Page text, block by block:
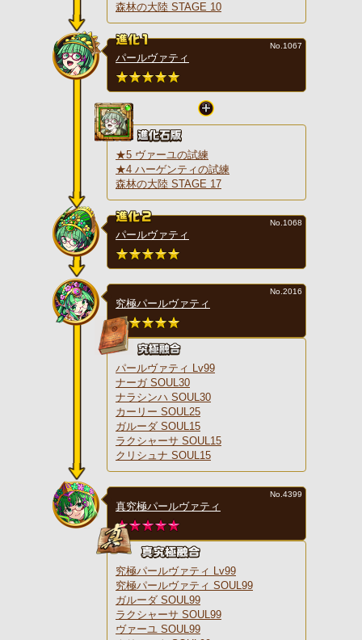
森林の大陸 STAGE 10
パールヴァティ
No.1067
★5 ヴァーユの試練
★4 ハーゲンティの試練
森林の大陸 STAGE 17
パールヴァティ
No.1068
究極パールヴァティ
No.2016
パールヴァティ Lv99
ナーガ SOUL30
ナラシンハ SOUL30
カーリー SOUL25
ガルーダ SOUL15
ラクシャーサ SOUL15
クリシュナ SOUL15
真究極パールヴァティ
No.4399
究極パールヴァティ Lv99
究極パールヴァティ SOUL99
ガルーダ SOUL99
ラクシャーサ SOUL99
ヴァーユ SOUL99